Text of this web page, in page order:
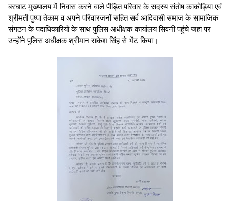
बरघाट मुख्यालय में निवास करने वाले पीड़ित परिवार के सदस्य संतोष काकोड़िया एवं
श्रीमती पुष्पा तेकाम व अपने परिवारजनों सहित सर्व आदिवासी समाज के सामाजिक
संगठन के पदाधिकारियों के साथ पुलिस अधीक्षक कार्यालय सिवनी पहुंचे जहां पर
उन्होंने पुलिस अधीक्षक श्रीमान राकेश सिंह से भेंट किया।